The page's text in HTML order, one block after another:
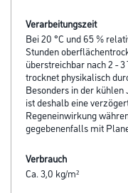
Verarbeitungszeit
Bei 20 °C und 65 %
Stunden
überstreichbar nach 2 -
trocknet physikalisch
Besonders in der
ist deshalb eine
Regeneinwirkung
gegebenenfalls mit
Verbrauch
Ca. 3,0 kg/m²